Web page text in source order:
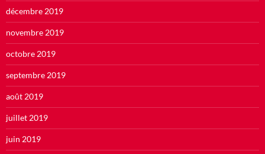
décembre 2019
novembre 2019
octobre 2019
septembre 2019
août 2019
juillet 2019
juin 2019